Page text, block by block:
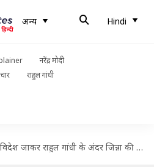
अन्य Hindi
नरेंद्र मोदी
राहुल गांधी
विदेश जाकर राहुल गांधी के अंदर जिन्ना की आत्मा आ जाती है- भाजपा नेता मुख्तार नकवी